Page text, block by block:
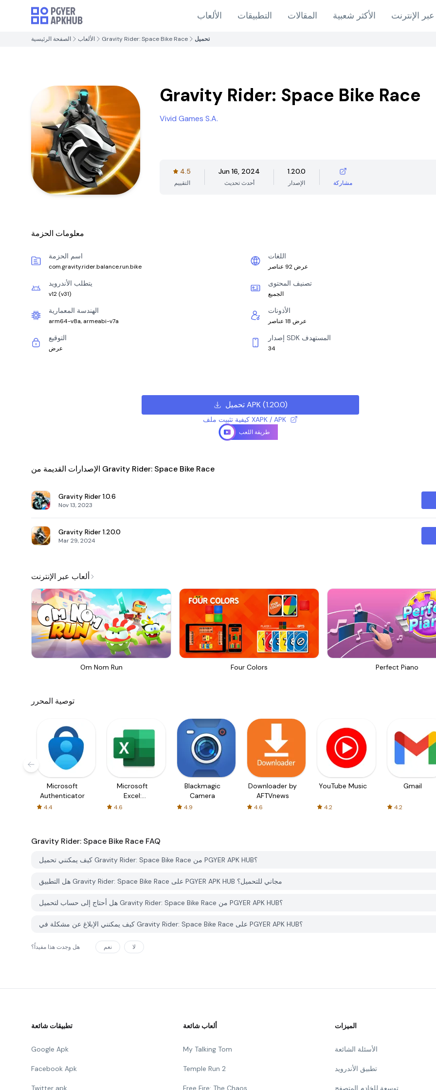
الألعاب التطبيقات المقالات الأكثر شعبية الإنترنت
الصفحة الرئيسية الألعاب Gravity Rider: Space Bike Race تحميل
Gravity Rider: Space Bike Race
Vivid Games S.A.
4.5
التقييم
Jun 16, 2024
أحدث تحديث
1.20.0
الإصدار مشاركة
معلومات الحزمة
اسم الحزمة
com.gravity.rider.balance.run.bike
اللغات
عرض 92 عناصر
يتطلب الأندرويد
v12 (v31)
تصنيف المحتوى
الجميع
الهندسة المعمارية
arm64-v8a, armeabi-v7a
الأذونات
عرض 18 عناصر
التوقيع
عرض
إصدار SDK المستهدف
34
تحميل APK(1.20.0)
كيفية تثبيت ملف XAPK / APK
طريقة اللعب
الإصدارات القديمة من Gravity Rider: Space Bike Race
Gravity Rider 1.0.6
Nov 13, 2023
Gravity Rider 1.20.0
Mar 29, 2024
ألعاب عبر الإنترنت
Om Nom Run Four Colors Perfect Piano
توصية المحرر
Microsoft
Authenticator
4.4
Microsoft
Excel:
Spreadsheets
4.6
Blackmagic
Camera
4.9
Downloader by
AFTVnews
4.6
YouTube Music
4.2
Gmail
4.2
Gravity Rider: Space Bike Race FAQ
كيف يمكنني تحميل Gravity Rider: Space Bike Race من PGYER APK HUB؟
هل التطبيق Gravity Rider: Space Bike Race على PGYER APK HUB مجاني للتحميل؟
هل أحتاج إلى حساب لتحميل Gravity Rider: Space Bike Race من PGYER APK HUB؟
كيف يمكنني الإبلاغ عن مشكلة في Gravity Rider: Space Bike Race على PGYER APK HUB؟
هل وجدت هذا مفيداً؟ نعم لا
تطبيقات شائعة
Google Apk
Facebook Apk
Twitter apk
ألعاب شائعة
My Talking Tom
Temple Run 2
Free Fire: The Chaos
الميزات
الأسئلة الشائعة
تطبيق الأندرويد
توسعة للخادم المتصفح